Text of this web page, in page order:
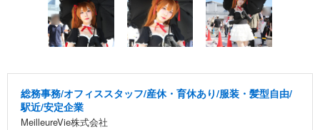
総務事務/オフィススタッフ/産休・育休あり/服装・髪型自由/
駅近/安定企業
MeilleureVie株式会社